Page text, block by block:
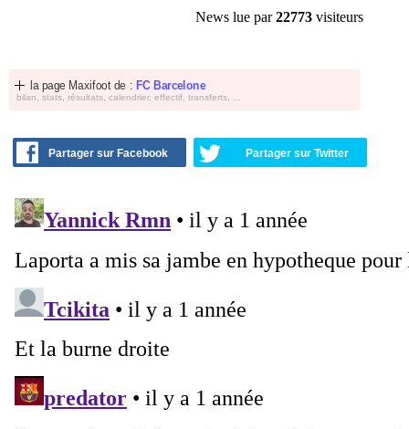
News lue par22773 visiteurs
la page Maxifoot de : FC Barcelone
bilan, stats, résultats, calendrier, effectif, transferts, ...
Partager sur Facebook Partager sur Twitter